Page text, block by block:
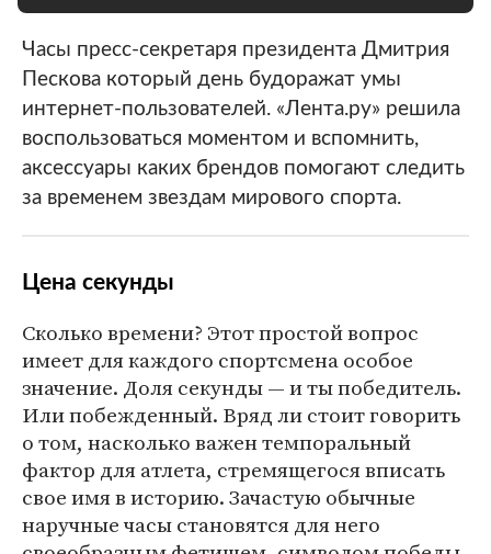
Часы пресс-секретаря президента Дмитрия
Пескова который день будоражат умы
интернет-пользователей. «Лента.ру» решила
воспользоваться моментом и вспомнить,
аксессуары каких брендов помогают следить
за временем звездам мирового спорта.
Цена секунды
Сколько времени? Этот простой вопрос
имеет для каждого спортсмена особое
значение. Доля секунды — и ты победитель.
Или побежденный. Вряд ли стоит говорить
о том, насколько важен темпоральный
фактор для атлета, стремящегося вписать
свое имя в историю. Зачастую обычные
наручные часы становятся для него